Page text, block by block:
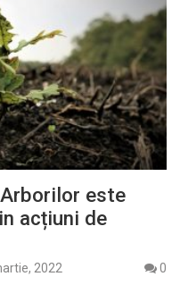
este
acțiuni de
2022
0